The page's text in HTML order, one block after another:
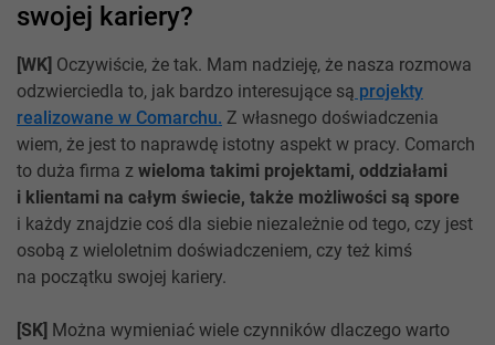
swojej kariery?
[WK] Oczywiście, że tak. Mam nadzieję, że nasza rozmowa
odzwierciedla to, jak bardzo interesujące są projekty
realizowane w Comarchu. Z własnego doświadczenia
wiem, że jest to naprawdę istotny aspekt w pracy. Comarch
to duża firma z wieloma takimi projektami, oddziałami
i klientami na całym świecie, także możliwości są spore
i każdy znajdzie coś dla siebie niezależnie od tego, czy jest
osobą z wieloletnim doświadczeniem, czy też kimś
na początku swojej kariery.
[SK] Można wymieniać wiele czynników dlaczego warto